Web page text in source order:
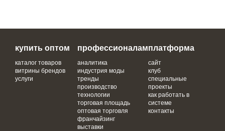
купить оптом
каталог товаров
витрины брендов
услуги
профессионалам
аналитика
индустрия моды
тренды
производство
технологии
торговая площадь
оптовая торговля
франчайзинг
выставки
платформа
сайт
клуб
специальные
проекты
как работать в
системе
контакты